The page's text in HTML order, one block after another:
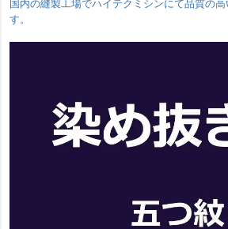
国内の縫製工場でハイテクミシンにて品質の
す。